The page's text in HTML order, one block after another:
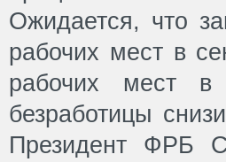
Ожидается, что
рабочих мест в
рабочих мест в
безработицы
Президент ФРБ